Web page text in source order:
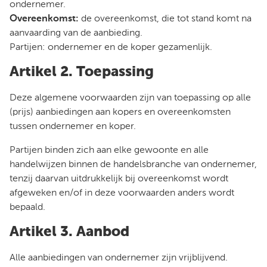
ondernemer.
Overeenkomst: de overeenkomst, die tot stand komt na
aanvaarding van de aanbieding.
Partijen: ondernemer en de koper gezamenlijk.
Artikel 2. Toepassing
Deze algemene voorwaarden zijn van toepassing op alle
(prijs) aanbiedingen aan kopers en overeenkomsten
tussen ondernemer en koper.
Partijen binden zich aan elke gewoonte en alle
handelwijzen binnen de handelsbranche van ondernemer,
tenzij daarvan uitdrukkelijk bij overeenkomst wordt
afgeweken en/of in deze voorwaarden anders wordt
bepaald.
Artikel 3. Aanbod
Alle aanbiedingen van ondernemer zijn vrijblijvend.